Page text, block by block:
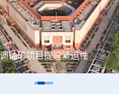
国同辐持股90%打通核医疗